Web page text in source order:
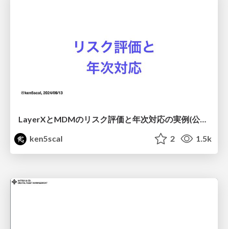
LayerXとMDMのリスク評価と年次対応の実例(公開版）
ken5scal
2 1.5k